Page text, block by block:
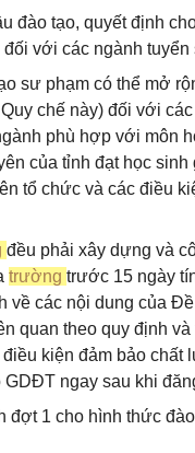
đào tạo, quyết định
với các ngành tuyển
sư phạm có thể mở
chế này) đối với
phù hợp với môn
của tỉnh đạt học
tổ chức và các điều
đều phải xây dựng và
trường trước 15 ngày
về các nội dung của
quan theo quy định
kiện đảm bảo
ngay sau khi
đợt 1 cho hình thức